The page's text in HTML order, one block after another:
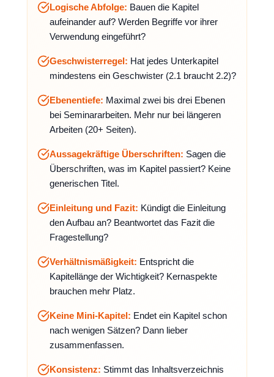
Logische Abfolge: Bauen die Kapitel
aufeinander auf? Werden Begriffe vor ihrer
Verwendung eingeführt?
Geschwisterregel: Hat jedes Unterkapitel
mindestens ein Geschwister (2.1 braucht 2.2)?
Ebenentiefe: Maximal zwei bis drei Ebenen
bei Seminararbeiten. Mehr nur bei längeren
Arbeiten (20+ Seiten).
Aussagekräftige Überschriften: Sagen die
Überschriften, was im Kapitel passiert? Keine
generischen Titel.
Einleitung und Fazit: Kündigt die Einleitung
den Aufbau an? Beantwortet das Fazit die
Fragestellung?
Verhältnismäßigkeit: Entspricht die
Kapitellänge der Wichtigkeit? Kernaspekte
brauchen mehr Platz.
Keine Mini-Kapitel: Endet ein Kapitel schon
nach wenigen Sätzen? Dann lieber
zusammenfassen.
Konsistenz: Stimmt das Inhaltsverzeichnis